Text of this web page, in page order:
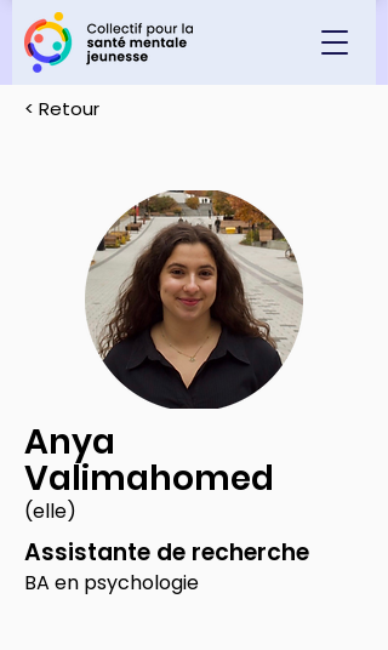
< Retour
Anya
Valimahomed
(elle)
Assistante de recherche
BA en psychologie